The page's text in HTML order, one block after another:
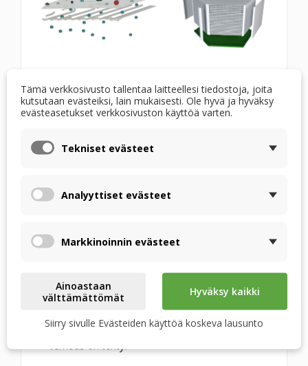
muoto kuin vakiolämmönvaihtimella RSX-P 03,
joten sen vaihtamisessa ei ole ongelmia.
lämmön ja kosteuden siirtymisen tehokkuus
takaa pitkän käyttöiän
antibakteerinen pinnoite.
HPS on erittäin lujaa, kovetettua polystyreeniä,
jolla on korkea stabiilius ja kestävyys. Tästä
verhous on tehty.
Tämä verkkosivusto tallentaa laitteellesi tiedostoja, joita
kutsutaan evästeiksi, lain mukaisesti. Ole hyvä ja hyväksy
evästeasetukset verkkosivuston käyttöä varten.
Tekniset evästeet
Analyyttiset evästeet
Markkinoinnin evästeet
Ainoastaan
välttämättömät
Hyväksy kaikki
Siirry sivulle Evästeiden käyttöä koskeva lausunto